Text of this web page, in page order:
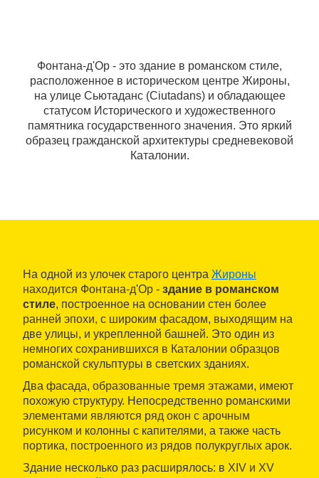
Фонтана-д'Ор - это здание в романском стиле,
расположенное в историческом центре Жироны,
на улице Сьютаданс (Ciutadans) и обладающее
статусом Исторического и художественного
памятника государственного значения. Это яркий
образец гражданской архитектуры средневековой
Каталонии.
На одной из улочек старого центра Жироны
находится Фонтана-д'Ор - здание в романском
стиле, построенное на основании стен более
ранней эпохи, с широким фасадом, выходящим на
две улицы, и укрепленной башней. Это один из
немногих сохранившихся в Каталонии образцов
романской скульптуры в светских зданиях.
Два фасада, образованные тремя этажами, имеют
похожую структуру. Непосредственно романскими
элементами являются ряд окон с арочным
рисунком и колонны с капителями, а также часть
портика, построенного из рядов полукруглых арок.
Здание несколько раз расширялось: в XIV и XV